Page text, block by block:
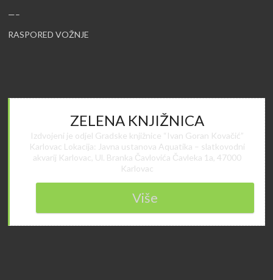
—–
RASPORED VOŽNJE
ZELENA KNJIŽNICA
Izdvojeni je odjel Gradske knjižnice “Ivan Goran Kovačić”
Karlovac Lokacija: Javna ustanova Aquatika – slatkovodni
akvarij Karlovac, Ul. Branka Čavlovića Čavleka 1a, 47000
Karlovac
Više